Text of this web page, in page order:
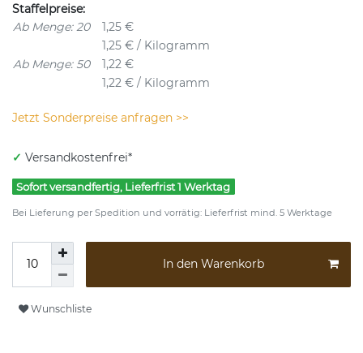
Staffelpreise:
Ab Menge: 20
1,25 €
1,25 € / Kilogramm
Ab Menge: 50
1,22 €
1,22 € / Kilogramm
Jetzt Sonderpreise anfragen >>
✓ Versandkostenfrei*
Sofort versandfertig, Lieferfrist 1 Werktag
Bei Lieferung per Spedition und vorrätig: Lieferfrist mind. 5 Werktage
In den Warenkorb
Wunschliste